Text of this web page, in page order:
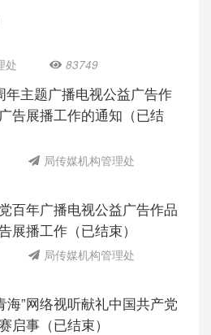
处
83749
年主题广播电视公益广告作
告展播工作的通知（已结
局传媒机构管理处
百年广播电视公益广告作品
展播工作（已结束）
局传媒机构管理处
海”网络视听献礼中国共产党
启事（已结束）